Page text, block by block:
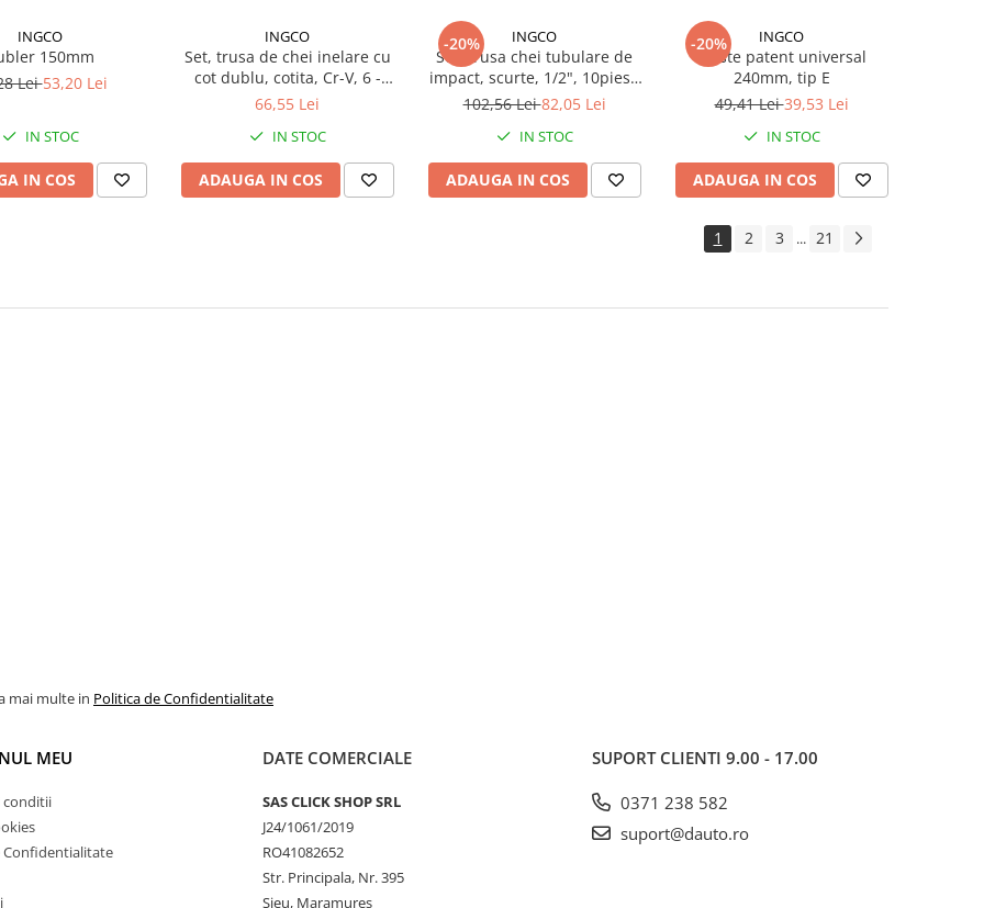
INGCO
150mm
Lei53,20 Lei
IN STOC
IN COS
INGCO
Set, trusa de chei inelare cu
cot dublu, cotita, Cr-V, 6 -
22mm;
66,55 Lei
IN STOC
ADAUGA IN COS
-20% INGCO
Set, trusa chei tubulare de
impact, scurte, 1/2", 10piese
crom-molibden
102,56 Lei82,05 Lei
IN STOC
ADAUGA IN COS
-20% INGCO
Cleste patent universal
240mm, tip E
49,41 Lei39,53 Lei
IN STOC
ADAUGA IN COS
1 2 3 ... 21
mai multe in Politica de Confidentialitate
MEU
conditii
Confidentialitate
DATE COMERCIALE
SAS CLICK SHOP SRL
J24/1061/2019
RO41082652
Str. Principala, Nr. 395
Sieu, Maramures
SUPORT CLIENTI 9.00 - 17.00
0371 238 582
suport@dauto.ro